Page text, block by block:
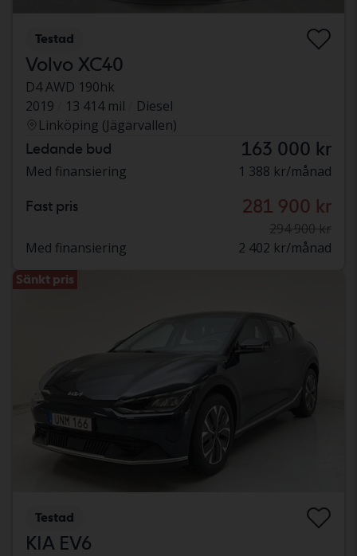
Testad
Volvo XC40
D4 AWD 190hk
2019
13 414 mil
Diesel
Linköping (Jägarvallen)
Ledande bud 163 000 kr
Med finansiering 1 388 kr/månad
Fast pris 281 900 kr
294 900 kr
Med finansiering
2 402 kr/månad
Sänkt pris
Testad
KIA EV6